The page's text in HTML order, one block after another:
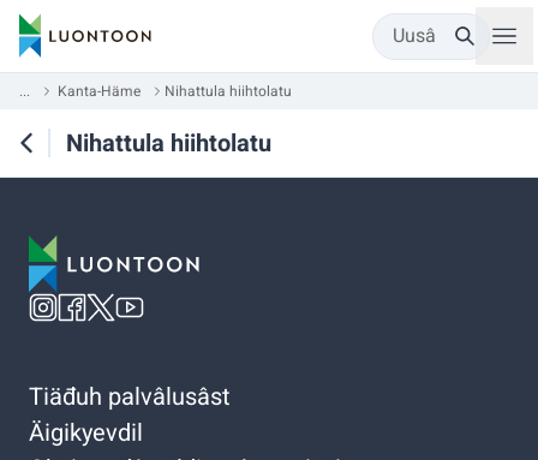
Uusâ
... Kanta-Häme Nihattula hiihtolatu
Nihattula hiihtolatu
Tiäđuh palvâlusâst
Äigikyevdil